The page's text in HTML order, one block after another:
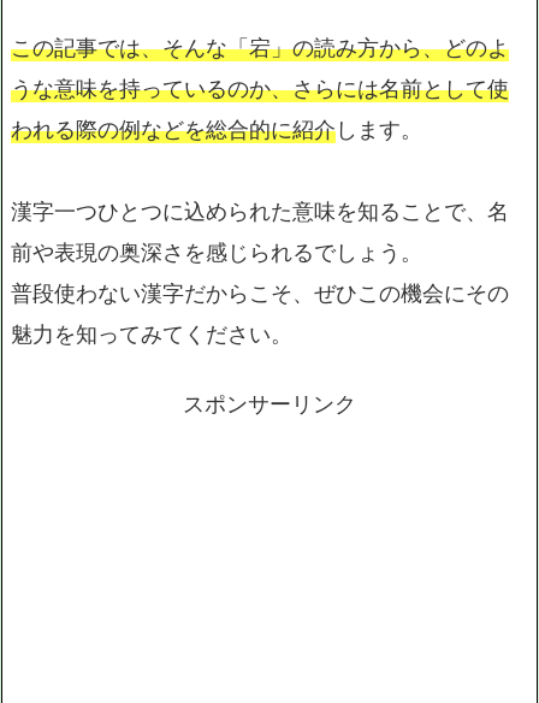
この記事では、そんな「宕」の読み方から、どのよ
うな意味を持っているのか、さらには名前として使
われる際の例などを総合的に紹介します。
漢字一つひとつに込められた意味を知ることで、名
前や表現の奥深さを感じられるでしょう。
普段使わない漢字だからこそ、ぜひこの機会にその
魅力を知ってみてください。
スポンサーリンク